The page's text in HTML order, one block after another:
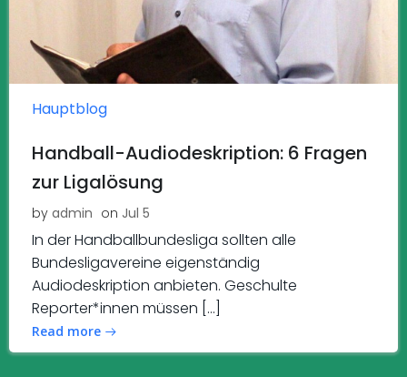
Hauptblog
Handball-Audiodeskription: 6 Fragen
zur Ligalösung
by admin on Jul 5
In der Handballbundesliga sollten alle
Bundesligavereine eigenständig
Audiodeskription anbieten. Geschulte
Reporter*innen müssen […]
Read more